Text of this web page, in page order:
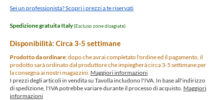
Sei un professionista? Scopri i prezzi a te riservati
Spedizione gratuita Italy(Escluso zone disagiate)
Disponibilità: Circa 3-5 settimane
Prodotto da ordinare: dopo che avrai completato l'ordine ed il pagamento, il
prodotto sarà ordinato dal produttore che impiegherà circa 3-5 settimane per
la consegna ai nostri magazzini. Maggiori informazioni
I prezzi degli articoli in vendita su Tavolla includono l'IVA. In base all'indirizzo
di spedizione, l'IVA potrebbe variare durante il processo di acquisto. Maggiori
informazioni